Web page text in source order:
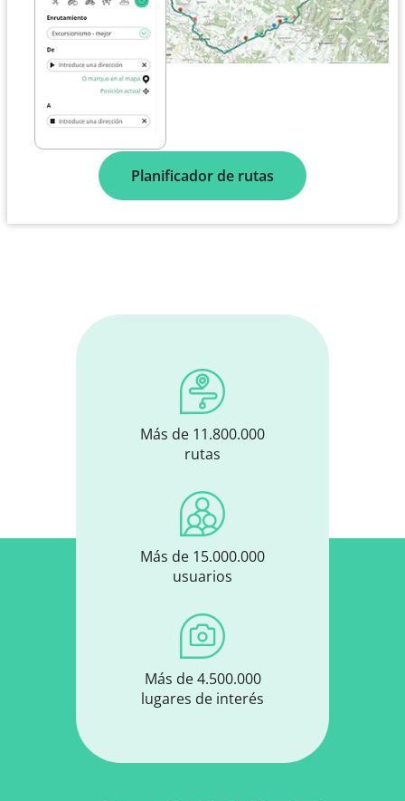
Planificador de rutas
Más de 11.800.000
rutas
Más de 15.000.000
usuarios
Más de 4.500.000
lugares de interés